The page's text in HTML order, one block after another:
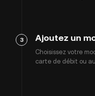
3 Ajoutez un
Choisissez votre
carte de débit ou